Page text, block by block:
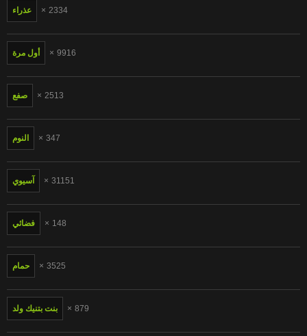
عذراء 2334
أول مرة 9916
صفع 2513
النوم 347
آسيوي 31151
فضائي 148
حمام 3525
بنت بتنيك ولد 879